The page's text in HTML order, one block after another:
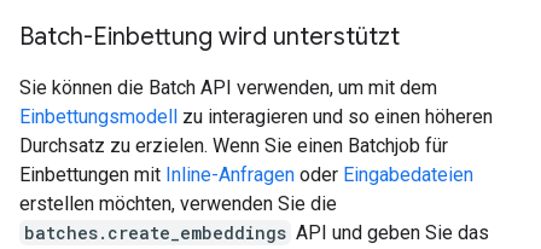
Batch-Einbettung wird unterstützt
Sie können die Batch API verwenden, um mit dem
Einbettungsmodell zu interagieren und so einen höheren
Durchsatz zu erzielen. Wenn Sie einen Batchjob für
Einbettungen mit Inline-Anfragen oder Eingabedateien
erstellen möchten, verwenden Sie die
batches.create_embeddings API und geben Sie das